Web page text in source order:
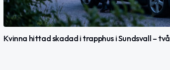
Kvinna hittad skadad i trapphus i Sundsvall –